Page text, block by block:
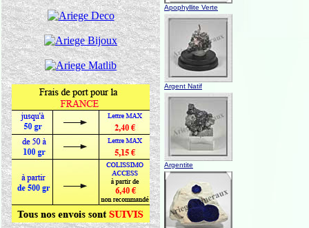
Apophyllite Verte
Argent Natif
Argentite